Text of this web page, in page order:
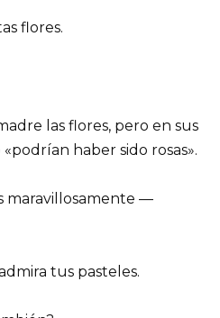
flores.
las flores, pero en sus
haber sido rosas».
maravillosamente —
tus pasteles.